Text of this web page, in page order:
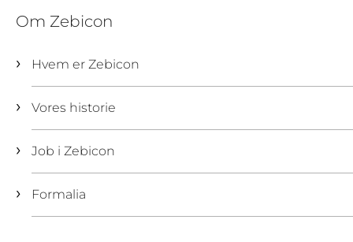
Om Zebicon
Hvem er Zebicon
Vores historie
Job i Zebicon
Formalia